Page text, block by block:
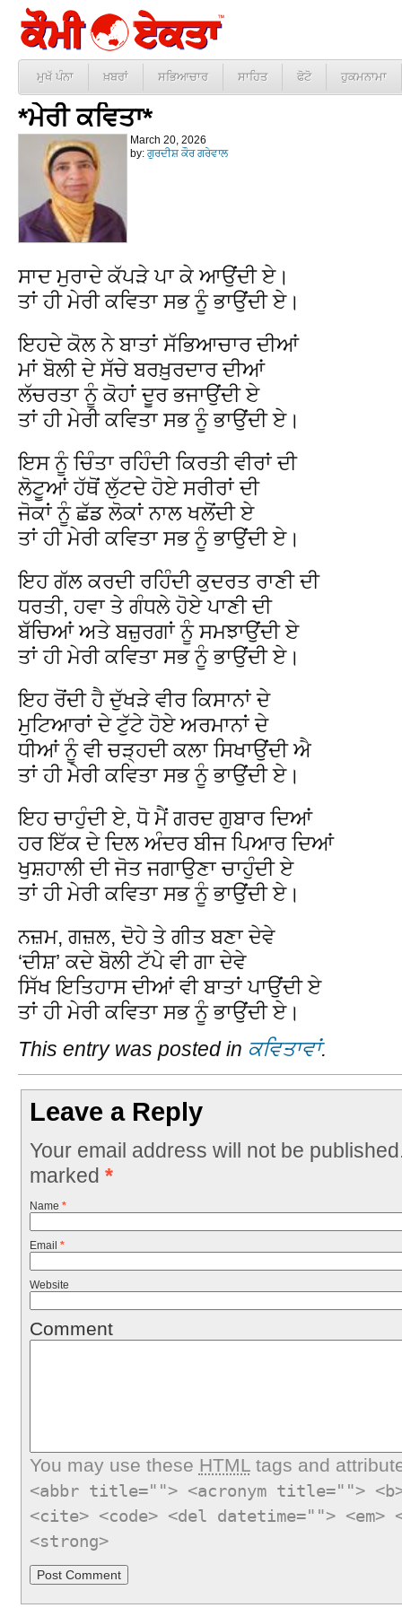
ਮੁਖੱ ਪੰਨਾ ਖ਼ਬਰਾਂ ਸਭਿਆਚਾਰ ਸਾਹਿਤ ਫੋਟੋ ਹੁਕਮਨਾਮਾ
*ਮੇਰੀ ਕਵਿਤਾ*
March 20, 2026
by: ਗੁਰਦੀਸ਼ ਕੌਰ ਗਰੇਵਾਲ
ਸਾਦ ਮੁਰਾਦੇ ਕੱਪੜੇ ਪਾ ਕੇ ਆਉਂਦੀ ਏ।
ਤਾਂ ਹੀ ਮੇਰੀ ਕਵਿਤਾ ਸਭ ਨੂੰ ਭਾਉਂਦੀ ਏ।
ਇਹਦੇ ਕੋਲ ਨੇ ਬਾਤਾਂ ਸੱਭਿਆਚਾਰ ਦੀਆਂ
ਮਾਂ ਬੋਲੀ ਦੇ ਸੱਚੇ ਬਰਖ਼ੁਰਦਾਰ ਦੀਆਂ
ਲੱਚਰਤਾ ਨੂੰ ਕੋਹਾਂ ਦੂਰ ਭਜਾਉਂਦੀ ਏ
ਤਾਂ ਹੀ ਮੇਰੀ ਕਵਿਤਾ ਸਭ ਨੂੰ ਭਾਉਂਦੀ ਏ।
ਇਸ ਨੂੰ ਚਿੰਤਾ ਰਹਿੰਦੀ ਕਿਰਤੀ ਵੀਰਾਂ ਦੀ
ਲੋਟੂਆਂ ਹੱਥੋਂ ਲੁੱਟਦੇ ਹੋਏ ਸਰੀਰਾਂ ਦੀ
ਜੋਕਾਂ ਨੂੰ ਛੱਡ ਲੋਕਾਂ ਨਾਲ ਖਲੋਂਦੀ ਏ
ਤਾਂ ਹੀ ਮੇਰੀ ਕਵਿਤਾ ਸਭ ਨੂੰ ਭਾਉਂਦੀ ਏ।
ਇਹ ਗੱਲ ਕਰਦੀ ਰਹਿੰਦੀ ਕੁਦਰਤ ਰਾਣੀ ਦੀ
ਧਰਤੀ, ਹਵਾ ਤੇ ਗੰਧਲੇ ਹੋਏ ਪਾਣੀ ਦੀ
ਬੱਚਿਆਂ ਅਤੇ ਬਜ਼ੁਰਗਾਂ ਨੂੰ ਸਮਝਾਉਂਦੀ ਏ
ਤਾਂ ਹੀ ਮੇਰੀ ਕਵਿਤਾ ਸਭ ਨੂੰ ਭਾਉਂਦੀ ਏ।
ਇਹ ਰੋਂਦੀ ਹੈ ਦੁੱਖੜੇ ਵੀਰ ਕਿਸਾਨਾਂ ਦੇ
ਮੁਟਿਆਰਾਂ ਦੇ ਟੁੱਟੇ ਹੋਏ ਅਰਮਾਨਾਂ ਦੇ
ਧੀਆਂ ਨੂੰ ਵੀ ਚੜ੍ਹਦੀ ਕਲਾ ਸਿਖਾਉਂਦੀ ਐ
ਤਾਂ ਹੀ ਮੇਰੀ ਕਵਿਤਾ ਸਭ ਨੂੰ ਭਾਉਂਦੀ ਏ।
ਇਹ ਚਾਹੁੰਦੀ ਏ, ਧੋ ਮੈਂ ਗਰਦ ਗੁਬਾਰ ਦਿਆਂ
ਹਰ ਇੱਕ ਦੇ ਦਿਲ ਅੰਦਰ ਬੀਜ ਪਿਆਰ ਦਿਆਂ
ਖੁਸ਼ਹਾਲੀ ਦੀ ਜੋਤ ਜਗਾਉਣਾ ਚਾਹੁੰਦੀ ਏ
ਤਾਂ ਹੀ ਮੇਰੀ ਕਵਿਤਾ ਸਭ ਨੂੰ ਭਾਉਂਦੀ ਏ।
ਨਜ਼ਮ, ਗਜ਼ਲ, ਦੋਹੇ ਤੇ ਗੀਤ ਬਣਾ ਦੇਵੇ
‘ਦੀਸ਼’ ਕਦੇ ਬੋਲੀ ਟੱਪੇ ਵੀ ਗਾ ਦੇਵੇ
ਸਿੱਖ ਇਤਿਹਾਸ ਦੀਆਂ ਵੀ ਬਾਤਾਂ ਪਾਉਂਦੀ ਏ
ਤਾਂ ਹੀ ਮੇਰੀ ਕਵਿਤਾ ਸਭ ਨੂੰ ਭਾਉਂਦੀ ਏ।
This entry was posted in ਕਵਿਤਾਵਾਂ.
Leave a Reply
Your email address will not be
marked *
Name *
Email *
Website
Comment
You may use these HTMLtags and
<abbr title=""> <acronym title="">
<cite> <code> <del datetime="">
<strong>